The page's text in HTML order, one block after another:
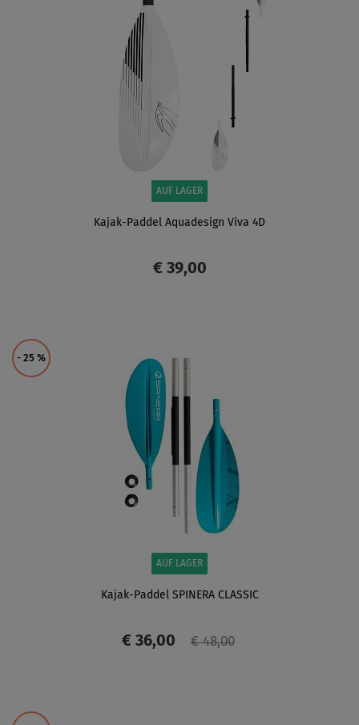
AUF LAGER
Kajak-Paddel Aquadesign Viva 4D
€ 39,00
- 25 %
AUF LAGER
Kajak-Paddel SPINERA CLASSIC
€ 36,00 € 48,00